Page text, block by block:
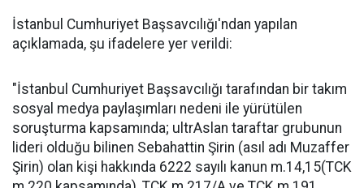
İstanbul Cumhuriyet Başsavcılığı'ndan yapılan
açıklamada, şu ifadelere yer verildi:
"İstanbul Cumhuriyet Başsavcılığı tarafından bir takım
sosyal medya paylaşımları nedeni ile yürütülen
soruşturma kapsamında; ultrAslan taraftar grubunun
lideri olduğu bilinen Sebahattin Şirin (asıl adı Muzaffer
Şirin) olan kişi hakkında 6222 sayılı kanun m.14,15(TCK